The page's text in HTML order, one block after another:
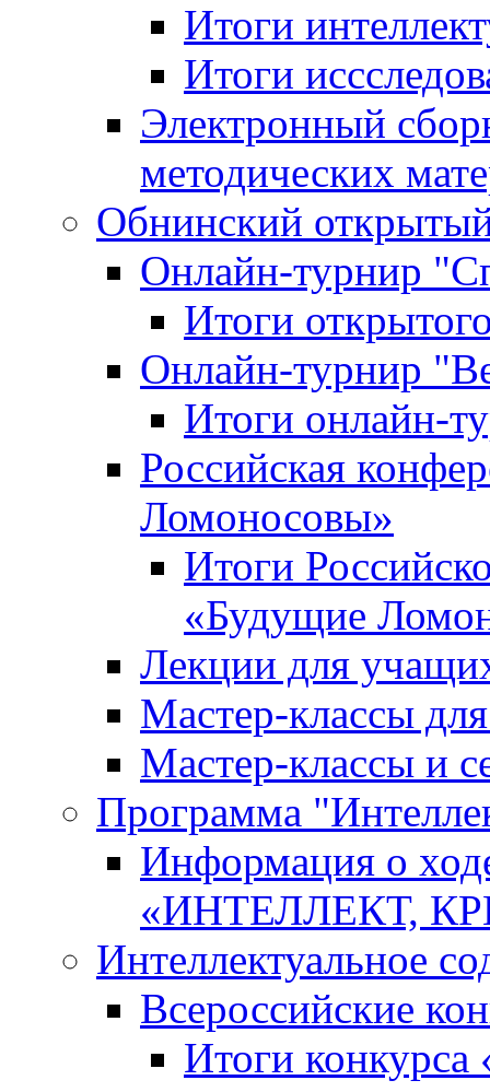
Итоги
Итоги
Электронный
методических
Обнинский
Онлайн-турнир
Итоги
Онлайн-турнир
Итоги онлайн-
Российская
Ломоносовы»
Итоги
«Будущие
Лекции для
Мастер-классы
Мастер-классы и
Программа
Информация о
«ИНТЕЛЛЕКТ,
Интеллектуальное
Всероссийские
Итоги конкурса